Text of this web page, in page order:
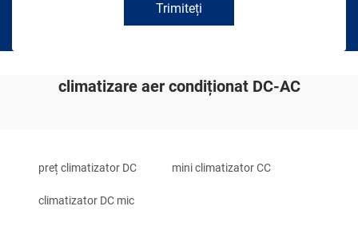
Trimiteți
climatizare aer condiționat DC-AC
preț climatizator DC mini climatizator CC
climatizator DC mic